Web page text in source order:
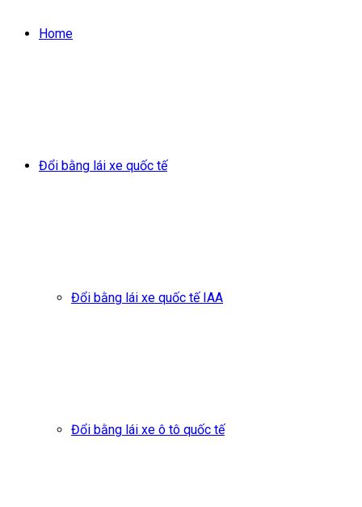
Home
Đổi bằng lái xe quốc tế
Đổi bằng lái xe quốc tế IAA
Đổi bằng lái xe ô tô quốc tế